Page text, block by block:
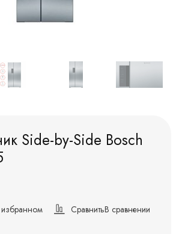
Side-by-Side Bosch
СравнитьВ сравнении